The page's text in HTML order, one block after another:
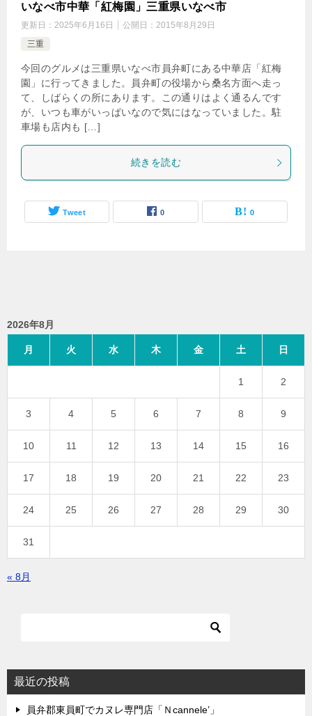
いなべ市中華「紅梅園」三重県いなべ市
更新日： 2025年6月16日 公開日： 2015年8月29日
三重
今回のグルメは三重県いなべ市員弁町にある中華店「紅梅
園」に行ってきました。員弁町の役場から桑名方面へ走っ
て、しばらくの所にあります。この通りはよく通るんです
が、いつも車がいっぱいなので気にはなっていました。駐
車場も店内も […]
続きを読む
Tweet 0 0
2026年8月
月 火 水 木 金 土 日
1 2
3 4 5 6 7 8 9
10 11 12 13 14 15 16
17 18 19 20 21 22 23
24 25 26 27 28 29 30
31
« 8月
最近の投稿
員弁郡東員町でカヌレ専門店「Ｎcannele’」